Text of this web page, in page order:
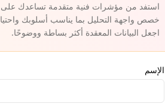
استفد من مؤشرات فنية متقدمة تساعدك على
خصص واجهة التحليل بما يناسب أسلوبك
اجعل البيانات المعقدة أكثر بساطة ووضوحًا.
الإسم